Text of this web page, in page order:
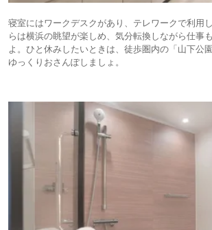
寝室にはワークデスクがあり、テレワークで利用
らは横浜の眺望が楽しめ、気分転換しながら仕事
よ。ひと休みしたいときは、徒歩圏内の「山下公
ゆっくりおさんぽしましょ。